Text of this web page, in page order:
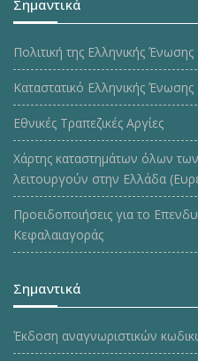
Σημαντικά
Πολιτική της Ελληνικής
Καταστατικό Ελληνικής
Εθνικές Τραπεζικές Αργίες
Χάρτης καταστημάτων όλων
λειτουργούν στην Ελλάδα
Προειδοποιήσεις για το
Κεφαλαιαγοράς
Σημαντικά
Έκδοση αναγνωριστικών